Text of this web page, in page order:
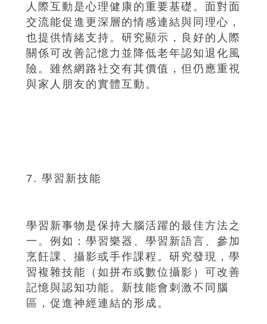
人際互動是心理健康的重要基礎。面對面
交流能促進更深層的情感連結與同理心，
也提供情緒支持。研究顯示，良好的人際
關係可改善記憶力並降低老年認知退化風
險。雖然網路社交有其價值，但仍應重視
與家人朋友的實體互動。
7. 學習新技能
學習新事物是保持大腦活躍的最佳方法之
一。例如：學習樂器、學習新語言、參加
烹飪課、攝影或手作課程。研究發現，學
習複雜技能（如拼布或數位攝影）可改善
記憶與認知功能。新技能會刺激不同腦
區，促進神經連結的形成。